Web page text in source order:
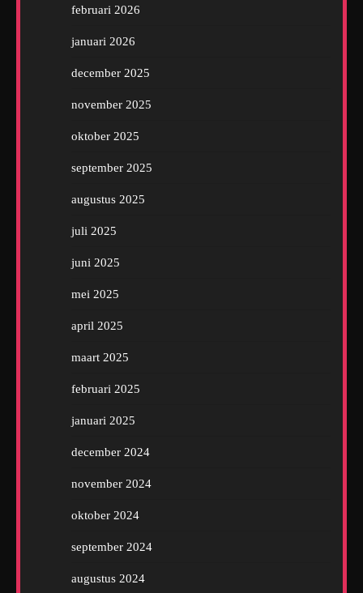
februari 2026
januari 2026
december 2025
november 2025
oktober 2025
september 2025
augustus 2025
juli 2025
juni 2025
mei 2025
april 2025
maart 2025
februari 2025
januari 2025
december 2024
november 2024
oktober 2024
september 2024
augustus 2024